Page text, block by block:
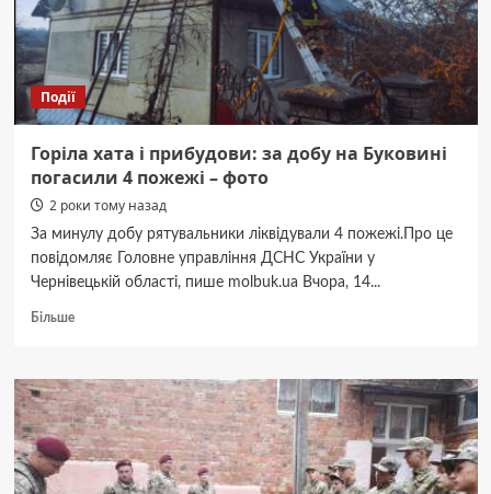
Буковині:
де
хворіють
найбільше
Події
Горіла хата і прибудови: за добу на Буковині
погасили 4 пожежі – фото
2 роки тому назад
За минулу добу рятувальники ліквідували 4 пожежі.Про це
повідомляє Головне управління ДСНС України у
Чернівецькій області, пише molbuk.ua Вчора, 14...
БільшеДокладніше
хата
і
прибудови:
за
добу